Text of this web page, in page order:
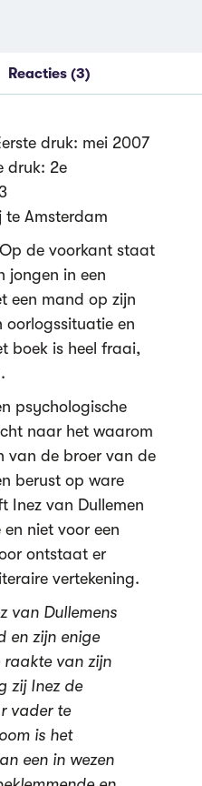
2 uit 5
Heden & Verleden,
Maatschappijkritiek
Queestemotief
Nasleep en
verwerking Tweede
Wereldoorlog
Reacties (3)
druk: mei 2007
druk: 2e
te Amsterdam
de voorkant staat
jongen in een
een mand op zijn
oorlogssituatie en
boek is heel fraai,
psychologische
naar het waarom
van de broer van de
berust op ware
Inez van Dullemen
niet voor een
ontstaat er
vertekening.
van Dullemens
en zijn enige
van zijn
zij Inez de
vader te
is het
een in wezen